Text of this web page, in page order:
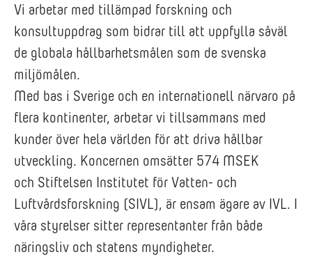
Vi arbetar med tillämpad forskning och
konsultuppdrag som bidrar till att uppfylla såväl
de globala hållbarhetsmålen som de svenska
miljömålen.
Med bas i Sverige och en internationell närvaro på
flera kontinenter, arbetar vi tillsammans med
kunder över hela världen för att driva hållbar
utveckling. Koncernen omsätter 574 MSEK
och Stiftelsen Institutet för Vatten- och
Luftvårdsforskning (SIVL), är ensam ägare av IVL. I
våra styrelser sitter representanter från både
näringsliv och statens myndigheter.